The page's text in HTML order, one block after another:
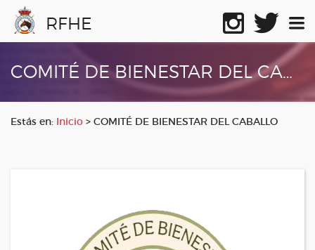
RFHE
COMITÉ DE BIENESTAR DEL CABALLO
Estás en: Inicio > COMITÉ DE BIENESTAR DEL CABALLO